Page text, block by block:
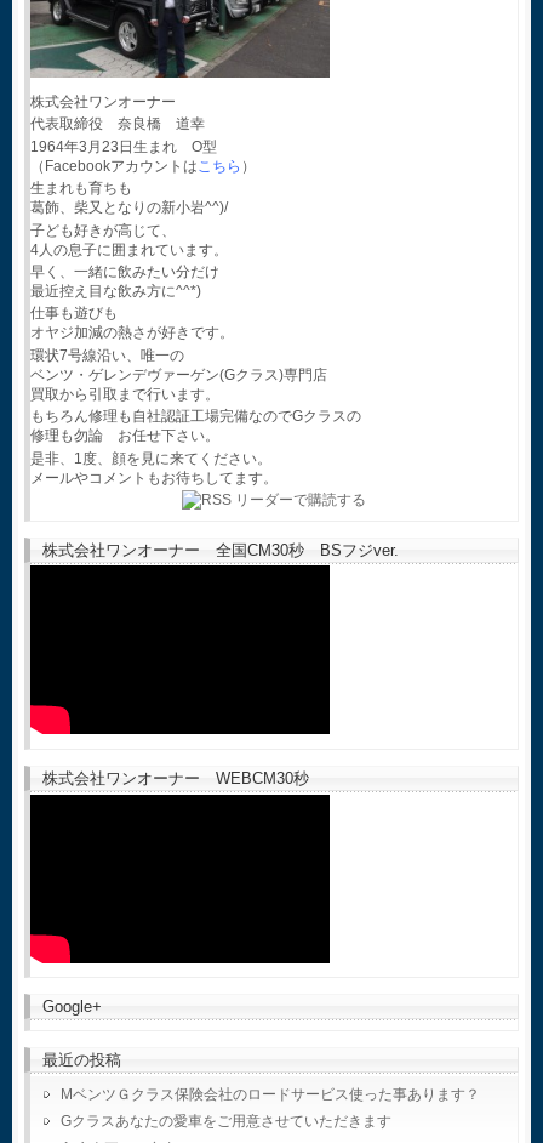
株式会社ワンオーナー
代表取締役 奈良橋 道幸
1964年3月23日生まれ O型
（Facebookアカウントはこちら ）
生まれも育ちも
葛飾、柴又となりの新小岩^^)/
子ども好きが高じて、
4人の息子に囲まれています。
早く、一緒に飲みたい分だけ
最近控え目な飲み方に^^*)
仕事も遊びも
オヤジ加減の熱さが好きです。
環状7号線沿い、唯一の
ベンツ・ゲレンデヴァーゲン(Gクラス)専門店
買取から引取まで行います。
もちろん修理も自社認証工場完備なのでGクラスの
修理も勿論 お任せ下さい。
是非、1度、顔を見に来てください。
メールやコメントもお待ちしてます。
株式会社ワンオーナー 全国CM30秒 BSフジver.
株式会社ワンオーナー WEBCM30秒
Google+
最近の投稿
MベンツＧクラス保険会社のロードサービス使った事あります？
Gクラスあなたの愛車をご用意させていただきます